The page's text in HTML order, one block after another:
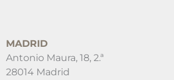
MADRID
Antonio Maura, 18, 2.ª
28014 Madrid